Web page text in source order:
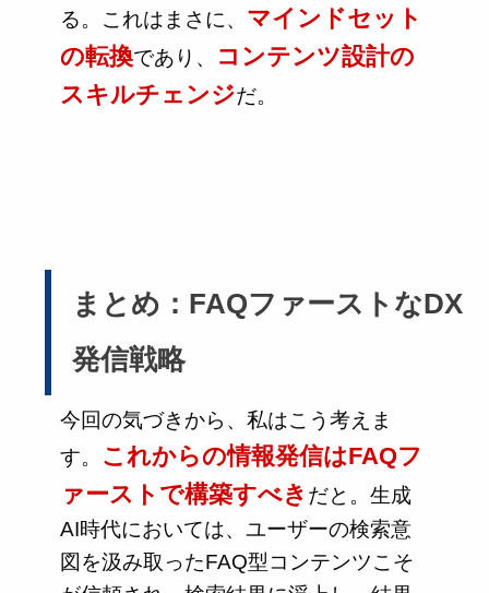
る。これはまさに、 マインドセット
の転換であり、
コンテンツ設計の
スキルチェンジだ。
まとめ：FAQファーストなDX
発信戦略
今回の気づきから、私はこう考えま
す。 これからの情報発信はFAQフ
ァーストで構築すべき だと。生成
AI時代においては、ユーザーの検索意
図を汲み取ったFAQ型コンテンツこそ